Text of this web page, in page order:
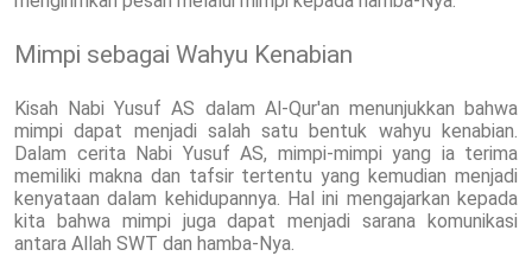
Mimpi sebagai Wahyu Kenabian
Kisah Nabi Yusuf AS dalam Al-Qur'an menunjukkan bahwa
mimpi dapat menjadi salah satu bentuk wahyu kenabian.
Dalam cerita Nabi Yusuf AS, mimpi-mimpi yang ia terima
memiliki makna dan tafsir tertentu yang kemudian menjadi
kenyataan dalam kehidupannya. Hal ini mengajarkan kepada
kita bahwa mimpi juga dapat menjadi sarana komunikasi
antara Allah SWT dan hamba-Nya.